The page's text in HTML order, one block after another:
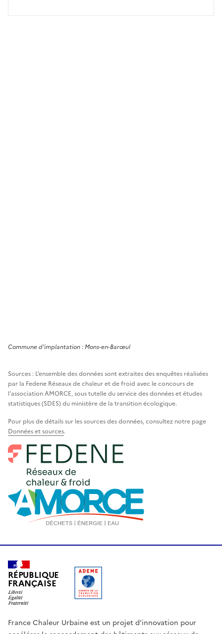
Communed'implantation :Mons-en-Barœul
Sources : L’ensemble des données sont extraites des enquêtes réalisées
par la Fedene Réseaux de chaleur et de froid avec le concours de
l’association AMORCE, sous tutelle du service des données et études
statistiques (SDES) du ministère de la transition écologique.
Pour plus de détails sur les sources des données, consultez notre page
Données et sources.
RÉPUBLIQUE
FRANÇAISE
France Chaleur Urbaine est un projet d'innovation pour